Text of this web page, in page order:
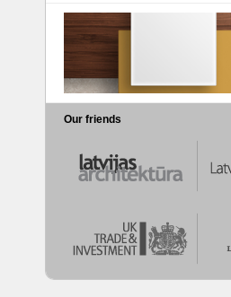
Our friends